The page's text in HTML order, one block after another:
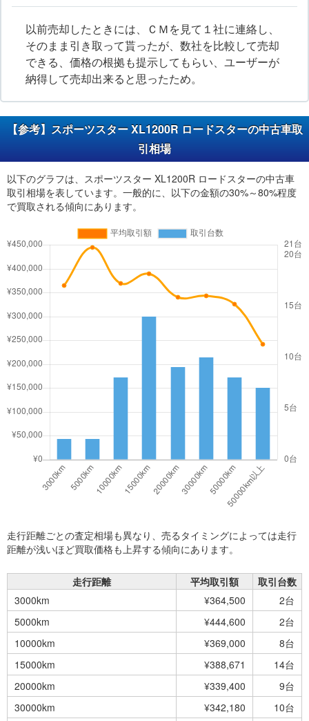
以前売却したときには、ＣＭを見て１社に連絡し、
そのまま引き取って貰ったが、数社を比較して売却
できる、価格の根拠も提示してもらい、ユーザーが
納得して売却出来ると思ったため。
【参考】スポーツスター XL1200R ロードスターの中古車取
引相場
以下のグラフは、スポーツスター XL1200R ロードスターの中古車
取引相場を表しています。一般的に、以下の金額の30%～80%程度
で買取される傾向にあります。
走行距離ごとの査定相場も異なり、売るタイミングによっては走行
距離が浅いほど買取価格も上昇する傾向にあります。
走行距離 平均取引額
取引台数
3000km
¥364,500
2台
5000km
¥444,600
2台
10000km
¥369,000
8台
15000km
¥388,671
14台
20000km
¥339,400
9台
30000km
¥342,180 10台